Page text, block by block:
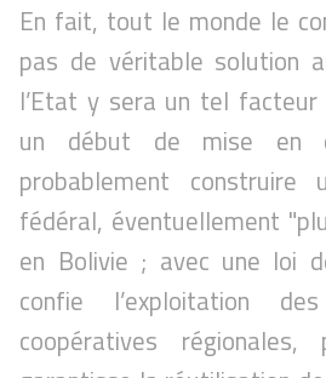
En fait, tout le monde le
pas de véritable solution
l’Etat y sera un tel facteur
un début de mise en
probablement
fédéral, éventuellement
en Bolivie ; avec une loi
confie l’exploitation
coopératives